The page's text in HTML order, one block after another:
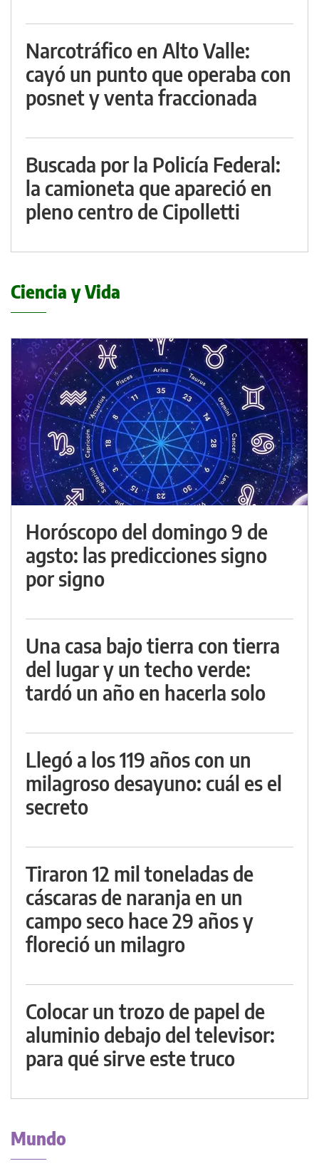
Narcotráfico en Alto Valle:
cayó un punto que operaba con
posnet y venta fraccionada
Buscada por la Policía Federal:
la camioneta que apareció en
pleno centro de Cipolletti
Ciencia y Vida
Horóscopo del domingo 9 de
agsto: las predicciones signo
por signo
Una casa bajo tierra con tierra
del lugar y un techo verde:
tardó un año en hacerla solo
Llegó a los 119 años con un
milagroso desayuno: cuál es el
secreto
Tiraron 12 mil toneladas de
cáscaras de naranja en un
campo seco hace 29 años y
floreció un milagro
Colocar un trozo de papel de
aluminio debajo del televisor:
para qué sirve este truco
Mundo